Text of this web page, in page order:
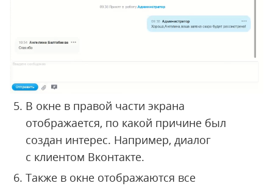
В окне в правой части экрана
отображается, по какой причине был
создан интерес. Например, диалог
с клиентом Вконтакте.
Также в окне отображаются все